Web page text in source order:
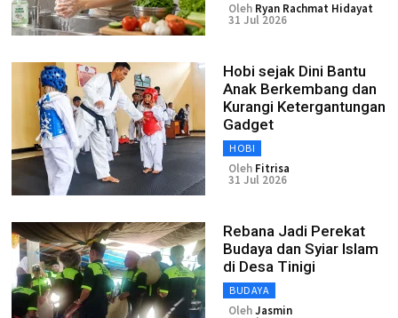
Oleh Ryan Rachmat Hidayat
31 Jul 2026
Hobi sejak Dini Bantu
Anak Berkembang dan
Kurangi Ketergantungan
Gadget
HOBI
Oleh Fitrisa
31 Jul 2026
Rebana Jadi Perekat
Budaya dan Syiar Islam
di Desa Tinigi
BUDAYA
OlehJasmin